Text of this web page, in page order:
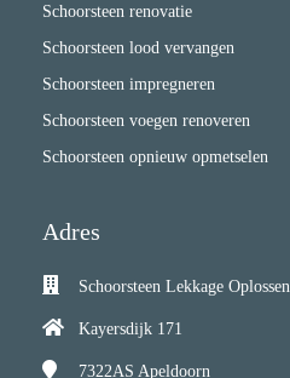
Schoorsteen renovatie
Schoorsteen lood vervangen
Schoorsteen impregneren
Schoorsteen voegen renoveren
Schoorsteen opnieuw opmetselen
Adres
Schoorsteen Lekkage Oplossen
Kayersdijk 171
7322AS Apeldoorn